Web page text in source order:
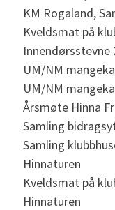
KM Rogaland,
Kveldsmat på
Innendørsstevne
UM/NM
UM/NM
Årsmøte Hinna
Samling
Samling
Hinnaturen
Kveldsmat på
Hinnaturen